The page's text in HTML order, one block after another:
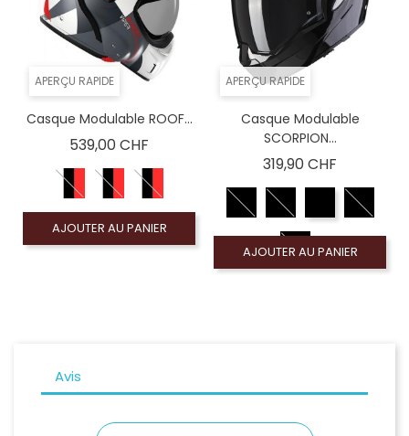
APERÇU RAPIDE
Casque Modulable ROOF...
539,00 CHF
AJOUTER AU PANIER
APERÇU RAPIDE
Casque Modulable
SCORPION...
319,90 CHF
AJOUTER AU PANIER
Avis